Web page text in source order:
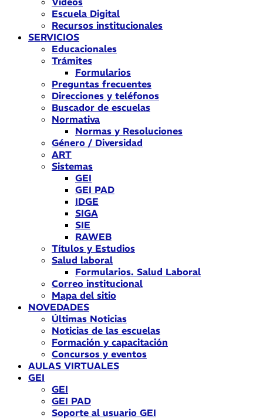
Escuela Digital
Recursos institucionales
SERVICIOS
Educacionales
Trámites
Formularios
Preguntas frecuentes
Direcciones y teléfonos
Buscador de escuelas
Normativa
Normas y Resoluciones
Género / Diversidad
ART
Sistemas
GEI
GEI PAD
IDGE
SIGA
SIE
RAWEB
Títulos y Estudios
Salud laboral
Formularios. Salud Laboral
Correo institucional
Mapa del sitio
NOVEDADES
Últimas Noticias
Noticias de las escuelas
Formación y capacitación
Concursos y eventos
AULAS VIRTUALES
GEI
GEI
GEI PAD
Soporte al usuario GEI